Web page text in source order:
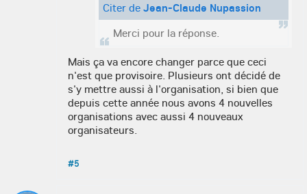
Citer de Jean-Claude Nupassion
Merci pour la réponse.
Mais ça va encore changer parce que ceci
n'est que provisoire. Plusieurs ont décidé de
s'y mettre aussi à l'organisation, si bien que
depuis cette année nous avons 4 nouvelles
organisations avec aussi 4 nouveaux
organisateurs.
#5